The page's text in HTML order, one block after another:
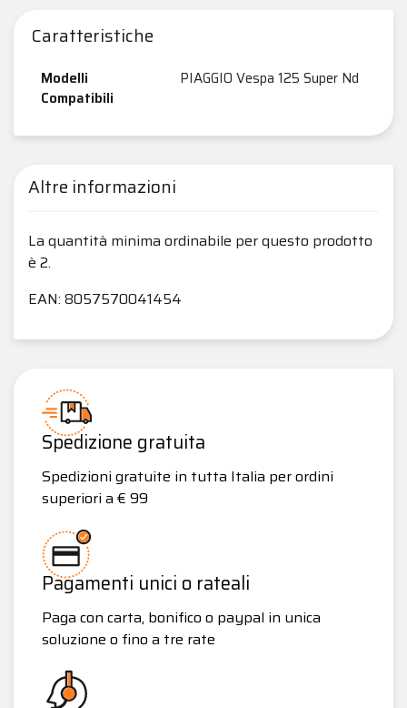
Caratteristiche
Modelli
Compatibili
PIAGGIO Vespa 125 Super Nd
Altre informazioni
La quantità minima ordinabile per questo prodotto
è 2.
EAN: 8057570041454
Spedizione gratuita
Spedizioni gratuite in tutta Italia per ordini
superiori a € 99
Pagamenti unici o rateali
Paga con carta, bonifico o paypal in unica
soluzione o fino a tre rate